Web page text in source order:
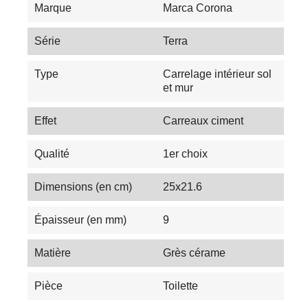
Marque Marca Corona
Série Terra
Type
Carrelage intérieur sol
et mur
Effet Carreaux ciment
Qualité 1er choix
Dimensions (en cm) 25x21.6
Épaisseur (en mm) 9
Matière Grès cérame
Pièce Toilette